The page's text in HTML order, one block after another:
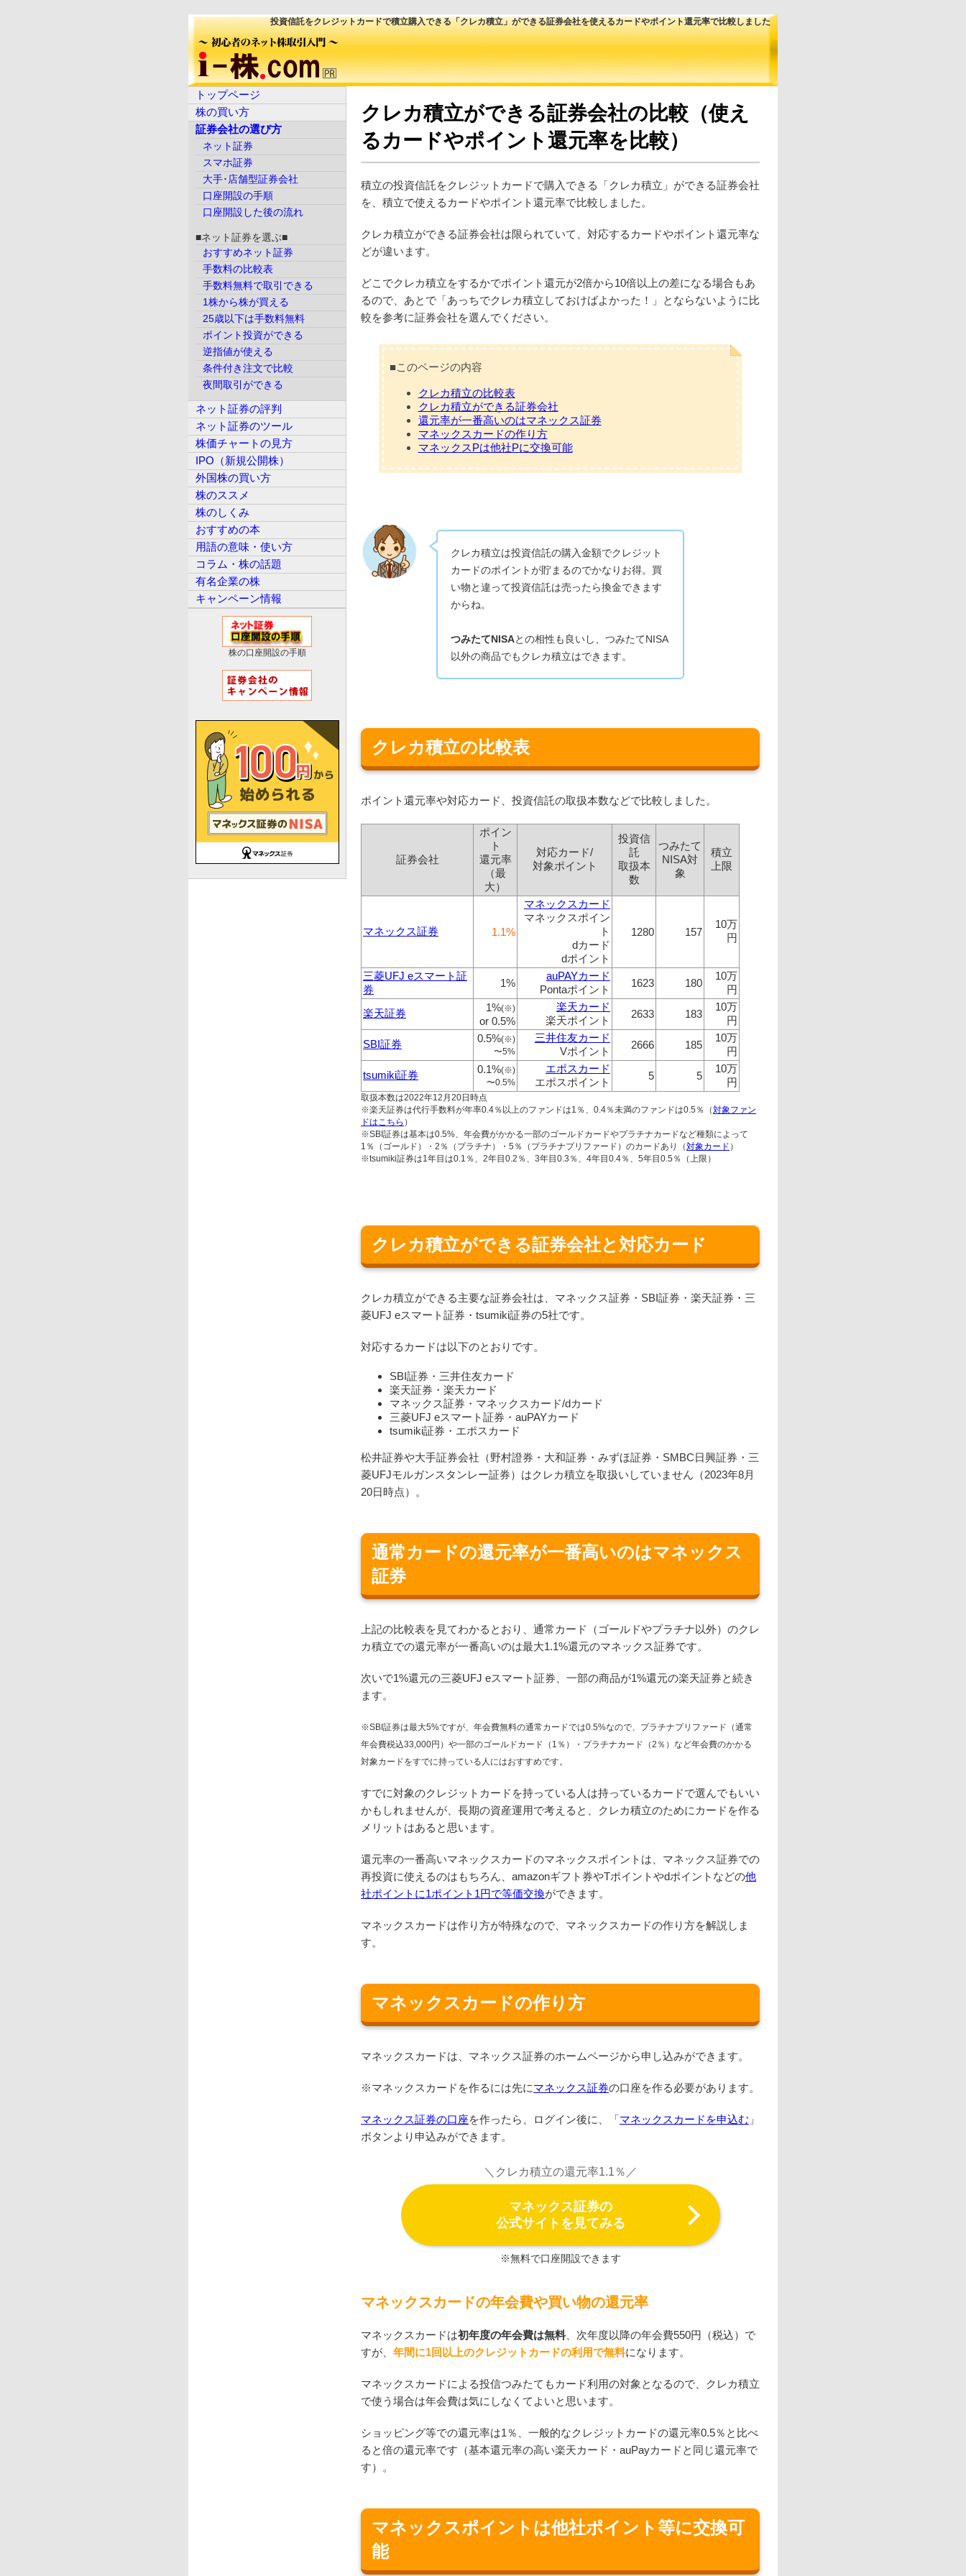
投資信託をクレジットカードで積立購入できる「クレカ積立」ができる証券会社を使えるカードやポイント還元率で比較しました
クレカ積立ができる証券会社の比較（使え
るカードやポイント還元率を比較）
積立の投資信託をクレジットカードで購入できる「クレカ積立」ができる証券会社
を、積立で使えるカードやポイント還元率で比較しました。
クレカ積立ができる証券会社は限られていて、対応するカードやポイント還元率な
どが違います。
どこでクレカ積立をするかでポイント還元が2倍から10倍以上の差になる場合もあ
るので、あとで「あっちでクレカ積立しておけばよかった！」とならないように比
較を参考に証券会社を選んでください。
■このページの内容
クレカ積立の比較表
クレカ積立ができる証券会社
還元率が一番高いのはマネックス証券
マネックスカードの作り方
マネックスPは他社Pに交換可能
クレカ積立は投資信託の購入金額でクレジット
カードのポイントが貯まるのでかなりお得。買
い物と違って投資信託は売ったら換金できます
からね。
つみたてNISAとの相性も良いし、つみたてNISA
以外の商品でもクレカ積立はできます。
クレカ積立の比較表
ポイント還元率や対応カード、投資信託の取扱本数などで比較しました。
証券会社
ポイン
ト
還元率
（最
大）
対応カード/
対象ポイント
投資信
託
取扱本
数
つみたて
NISA対
象
積立
上限
マネックス証券 1.1%
マネックスカード
マネックスポイン
ト
dカード
dポイント
1280 157
10万
円
三菱UFJ eスマート証
券
1%
auPAYカード
Pontaポイント
1623 180
10万
円
楽天証券
1%(※)
or 0.5%
楽天カード
楽天ポイント
2633 183
10万
円
SBI証券
0.5%(※)
〜5%
三井住友カード
Vポイント
2666 185
10万
円
tsumiki証券
0.1%(※)
〜0.5%
エポスカード
エポスポイント
5 5
10万
円
取扱本数は2022年12月20日時点
※楽天証券は代行手数料が年率0.4％以上のファンドは1％、0.4％未満のファンドは0.5％（対象ファン
ドはこちら ）
※SBI証券は基本は0.5%、年会費がかかる一部のゴールドカードやプラチナカードなど種類によって
1％（ゴールド）・2％（プラチナ）・5％（プラチナプリファード）のカードあり（対象カード ）
※tsumiki証券は1年目は0.1％、2年目0.2％、3年目0.3％、4年目0.4％、5年目0.5％（上限）
クレカ積立ができる証券会社と対応カード
クレカ積立ができる主要な証券会社は、マネックス証券・SBI証券・楽天証券・三
菱UFJ eスマート証券・tsumiki証券の5社です。
対応するカードは以下のとおりです。
SBI証券・三井住友カード
楽天証券・楽天カード
マネックス証券・マネックスカード/dカード
三菱UFJ eスマート証券・auPAYカード
tsumiki証券・エポスカード
松井証券や大手証券会社（野村證券・大和証券・みずほ証券・SMBC日興証券・三
菱UFJモルガンスタンレー証券）はクレカ積立を取扱いしていません（2023年8月
20日時点）。
通常カードの還元率が一番高いのはマネックス
証券
上記の比較表を見てわかるとおり、通常カード（ゴールドやプラチナ以外）のクレ
カ積立での還元率が一番高いのは最大1.1%還元のマネックス証券です。
次いで1%還元の三菱UFJ eスマート証券、一部の商品が1%還元の楽天証券と続き
ます。
※SBI証券は最大5%ですが、年会費無料の通常カードでは0.5%なので、プラチナプリファード（通常
年会費税込33,000円）や一部のゴールドカード（1％）・プラチナカード（2％）など年会費のかかる
対象カードをすでに持っている人にはおすすめです。
すでに対象のクレジットカードを持っている人は持っているカードで選んでもいい
かもしれませんが、長期の資産運用で考えると、クレカ積立のためにカードを作る
メリットはあると思います。
還元率の一番高いマネックスカードのマネックスポイントは、マネックス証券での
再投資に使えるのはもちろん、amazonギフト券やTポイントやdポイントなどの他
社ポイントに1ポイント1円で等価交換ができます。
マネックスカードは作り方が特殊なので、マネックスカードの作り方を解説しま
す。
マネックスカードの作り方
マネックスカードは、マネックス証券のホームページから申し込みができます。
※マネックスカードを作るには先にマネックス証券の口座を作る必要があります。
マネックス証券の口座を作ったら、ログイン後に、「マネックスカードを申込む 」
ボタンより申込みができます。
＼クレカ積立の還元率1.1％／
マネックス証券の
公式サイトを見てみる
※無料で口座開設できます
マネックスカードの年会費や買い物の還元率
マネックスカードは初年度の年会費は無料 、次年度以降の年会費550円（税込）で
すが、 年間に1回以上のクレジットカードの利用で無料になります。
マネックスカードによる投信つみたてもカード利用の対象となるので、クレカ積立
で使う場合は年会費は気にしなくてよいと思います。
ショッピング等での還元率は1％、一般的なクレジットカードの還元率0.5％と比べ
ると倍の還元率です（基本還元率の高い楽天カード・auPayカードと同じ還元率で
す）。
マネックスポイントは他社ポイント等に交換可
能
トップページ
株の買い方
証券会社の選び方
ネット証券
スマホ証券
大手･店舗型証券会社
口座開設の手順
口座開設した後の流れ
■ネット証券を選ぶ■
おすすめネット証券
手数料の比較表
手数料無料で取引できる
1株から株が買える
25歳以下は手数料無料
ポイント投資ができる
逆指値が使える
条件付き注文で比較
夜間取引ができる
ネット証券の評判
ネット証券のツール
株価チャートの見方
IPO（新規公開株）
外国株の買い方
株のススメ
株のしくみ
おすすめの本
用語の意味・使い方
コラム・株の話題
有名企業の株
キャンペーン情報
株の口座開設の手順